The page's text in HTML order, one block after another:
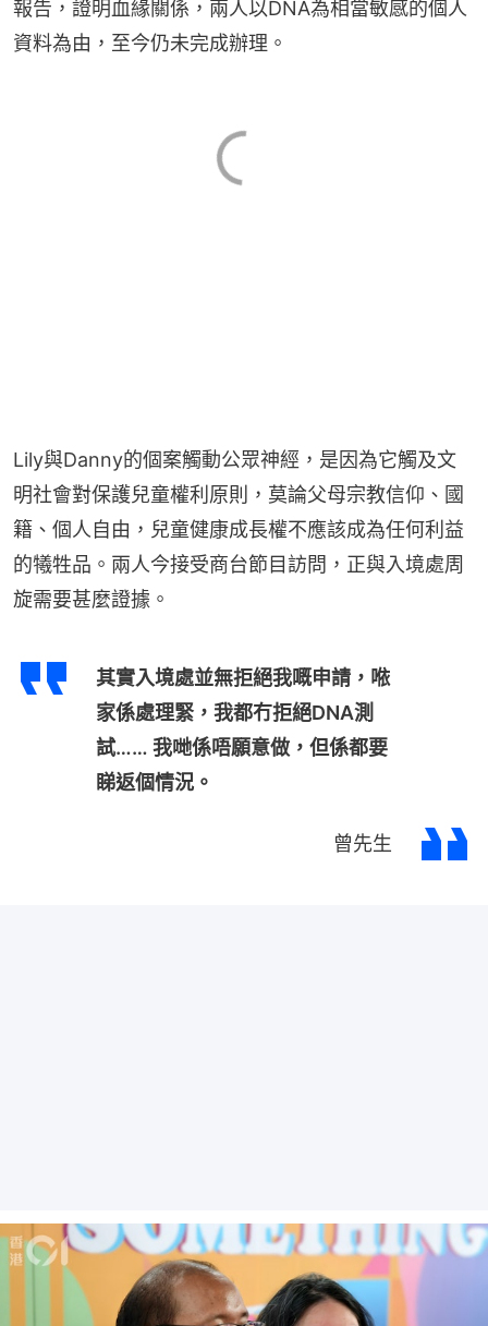
報告，證明血緣關係，兩人以DNA為相當敏感的個人
資料為由，至今仍未完成辦理。
Lily與Danny的個案觸動公眾神經，是因為它觸及文
明社會對保護兒童權利原則，莫論父母宗教信仰、國
籍、個人自由，兒童健康成長權不應該成為任何利益
的犧牲品。兩人今接受商台節目訪問，正與入境處周
旋需要甚麼證據。
其實入境處並無拒絕我嘅申請，𠵱
家係處理緊，我都冇拒絕DNA測
試…… 我哋係唔願意做，但係都要
睇返個情況。
曾先生